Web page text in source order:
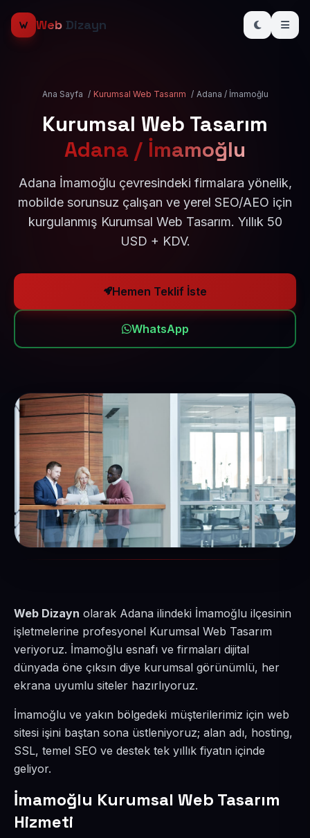
Web Dizayn
Ana Sayfa / Kurumsal Web Tasarım / Adana / İmamoğlu
Kurumsal Web Tasarım
Adana / İmamoğlu
Adana İmamoğlu çevresindeki firmalara yönelik,
mobilde sorunsuz çalışan ve yerel SEO/AEO için
kurgulanmış Kurumsal Web Tasarım. Yıllık 50
USD + KDV.
Hemen Teklif İste
WhatsApp
Web Dizayn olarak Adana ilindeki İmamoğlu ilçesinin
işletmelerine profesyonel Kurumsal Web Tasarım
veriyoruz. İmamoğlu esnafı ve firmaları dijital
dünyada öne çıksın diye kurumsal görünümlü, her
ekrana uyumlu siteler hazırlıyoruz.
İmamoğlu ve yakın bölgedeki müşterilerimiz için web
sitesi işini baştan sona üstleniyoruz; alan adı, hosting,
SSL, temel SEO ve destek tek yıllık fiyatın içinde
geliyor.
İmamoğlu Kurumsal Web Tasarım
Hizmeti